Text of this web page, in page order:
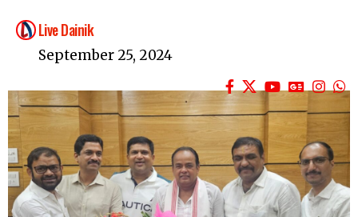
Live Dainik
September 25, 2024